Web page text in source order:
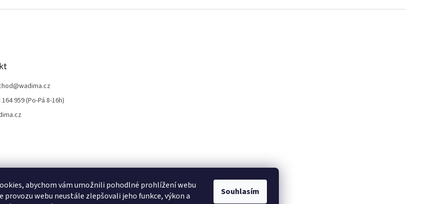
abychom vám umožnili pohodlné prohlížení webu
provozu webu neustále zlepšovali jeho funkce, výkon a
Souhlasím
@wadima.cz
164 959 (Po-Pá 8-16h)